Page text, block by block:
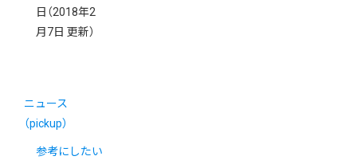
日 （2018年2
月7日 更新）
ニュース
（pickup）
参考にしたい